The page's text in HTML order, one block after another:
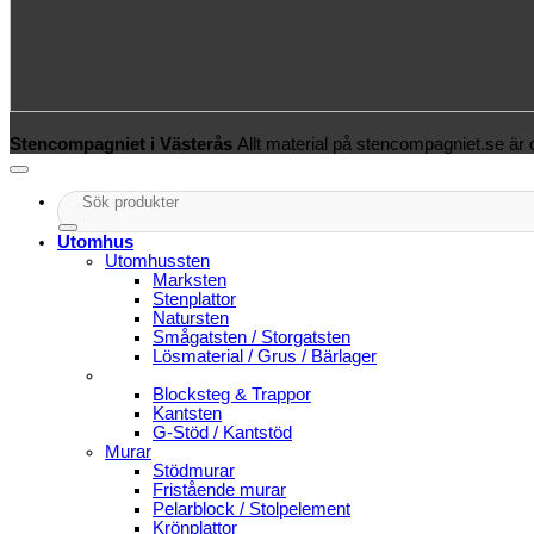
Stencompagniet i Västerås Allt material på stencompagniet.se är
Sök
efter:
Utomhus
Utomhussten
Marksten
Stenplattor
Natursten
Smågatsten / Storgatsten
Lösmaterial / Grus / Bärlager
Blocksteg & Trappor
Kantsten
G-Stöd / Kantstöd
Murar
Stödmurar
Fristående murar
Pelarblock / Stolpelement
Krönplattor